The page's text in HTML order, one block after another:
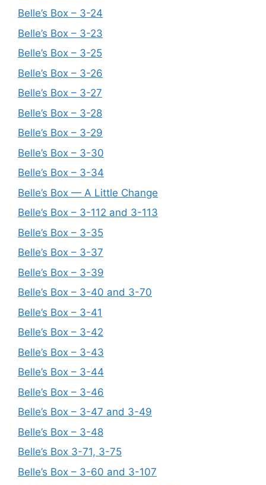
Belle’s Box – 3-24
Belle’s Box – 3-23
Belle’s Box – 3-25
Belle’s Box – 3-26
Belle’s Box – 3-27
Belle’s Box – 3-28
Belle’s Box – 3-29
Belle’s Box – 3-30
Belle’s Box – 3-34
Belle’s Box — A Little Change
Belle’s Box – 3-112 and 3-113
Belle’s Box – 3-35
Belle’s Box – 3-37
Belle’s Box – 3-39
Belle’s Box – 3-40 and 3-70
Belle’s Box – 3-41
Belle’s Box – 3-42
Belle’s Box – 3-43
Belle’s Box – 3-44
Belle’s Box – 3-46
Belle’s Box – 3-47 and 3-49
Belle’s Box – 3-48
Belle’s Box 3-71, 3-75
Belle’s Box – 3-60 and 3-107